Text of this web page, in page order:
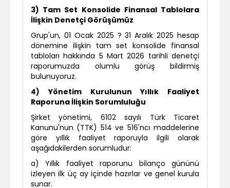
3) Tam Set Konsolide Finansal Tablolara
İlişkin Denetçi Görüşümüz
Grup'un, 01 Ocak 2025 ? 31 Aralık 2025 hesap
dönemine ilişkin tam set konsolide finansal
tabloları hakkında 5 Mart 2026 tarihli denetçi
raporumuzda olumlu görüş bildirmiş
bulunuyoruz.
4) Yönetim Kurulunun Yıllık Faaliyet
Raporuna İlişkin Sorumluluğu
Şirket yönetimi, 6102 sayılı Türk Ticaret
Kanunu'nun (TTK) 514 ve 516'ncı maddelerine
göre yıllık faaliyet raporuyla ilgili olarak
aşağıdakilerden sorumludur:
a) Yıllık faaliyet raporunu bilanço gününü
izleyen ilk üç ay içinde hazırlar ve genel kurula
sunar.